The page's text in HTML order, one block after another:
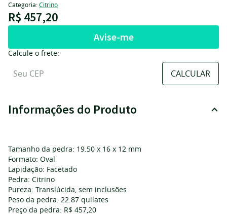
Categoria:Citrino
R$ 457,20
Avise-me
Calcule o frete:
Informações do Produto
Tamanho da pedra: 19.50 x 16 x 12 mm
Formato: Oval
Lapidação: Facetado
Pedra: Citrino
Pureza: Translúcida, sem inclusões
Peso da pedra: 22.87 quilates
Preço da pedra: R$ 457,20